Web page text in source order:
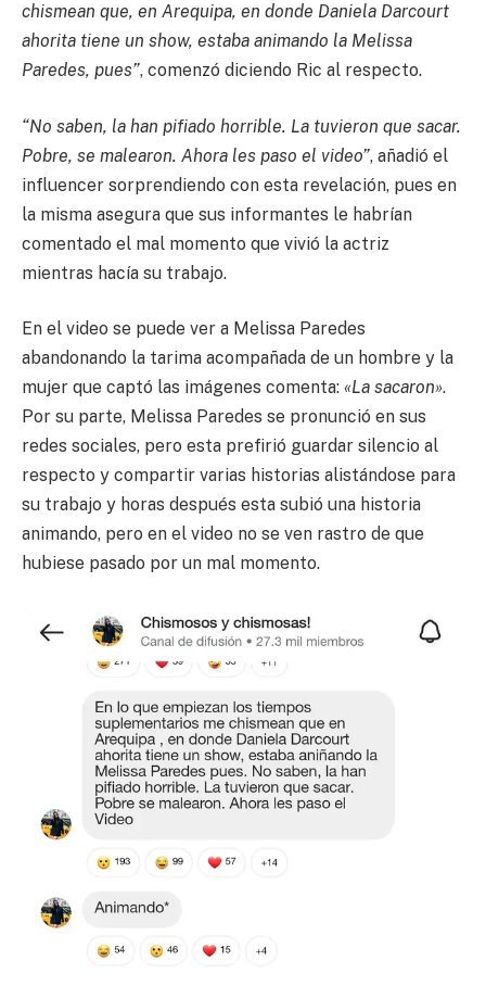
chismean que, en Arequipa, en donde Daniela Darcourt
ahorita tiene un show, estaba animando la Melissa
Paredes, pues”, comenzó diciendo Ric al respecto.
“No saben, la han pifiado horrible. La tuvieron que sacar.
Pobre, se malearon. Ahora les paso el video”, añadió el
influencer sorprendiendo con esta revelación, pues en
la misma asegura que sus informantes le habrían
comentado el mal momento que vivió la actriz
mientras hacía su trabajo.
En el video se puede ver a Melissa Paredes
abandonando la tarima acompañada de un hombre y la
mujer que captó las imágenes comenta: «La sacaron».
Por su parte, Melissa Paredes se pronunció en sus
redes sociales, pero esta prefirió guardar silencio al
respecto y compartir varias historias alistándose para
su trabajo y horas después esta subió una historia
animando, pero en el video no se ven rastro de que
hubiese pasado por un mal momento.